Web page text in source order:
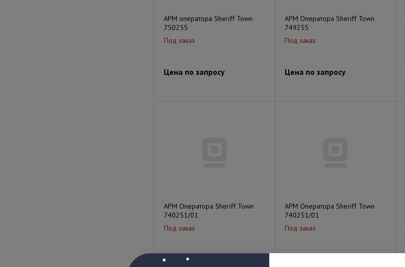
АРМ оператора Sheriff Town
750255
Под заказ
Цена по запросу
АРМ Оператора Sheriff Town
749255
Под заказ
Цена по запросу
АРМ Оператора Sheriff Town
740251/01
Под заказ
Цена по запросу
АРМ Оператора Sheriff Town
740251/01
Под заказ